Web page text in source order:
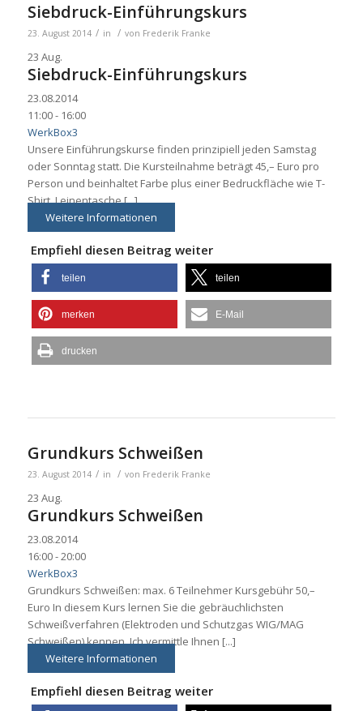
Siebdruck-Einführungskurs
23. August 2014 / in / von Frederik Franke
23 Aug.
Siebdruck-Einführungskurs
23.08.2014
11:00 - 16:00
WerkBox3
Unsere Einführungskurse finden prinzipiell jeden Samstag
oder Sonntag statt. Die Kursteilnahme beträgt 45,– Euro pro
Person und beinhaltet Farbe plus einer Bedruckfläche wie T-
Shirt, Leinentasche [...]
Weitere Informationen
Empfiehl diesen Beitrag weiter
teilen teilen
merken E-Mail
drucken
Grundkurs Schweißen
23. August 2014 / in / von Frederik Franke
23 Aug.
Grundkurs Schweißen
23.08.2014
16:00 - 20:00
WerkBox3
Grundkurs Schweißen: max. 6 Teilnehmer Kursgebühr 50,–
Euro In diesem Kurs lernen Sie die gebräuchlichsten
Schweißverfahren (Elektroden und Schutzgas WIG/MAG
Schweißen) kennen. Ich vermittle Ihnen [...]
Weitere Informationen
Empfiehl diesen Beitrag weiter